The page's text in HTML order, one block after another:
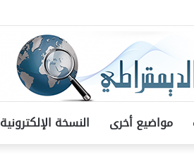
مواضيع أخرى النسخة الإلكترونية